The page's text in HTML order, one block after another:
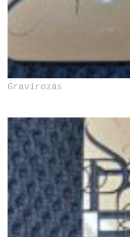
Gravírozás